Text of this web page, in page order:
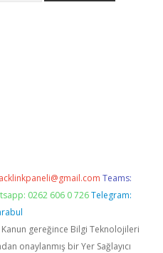
Teams:
0262 606 0 726 Telegram:
Kanun gereğince Bilgi Teknolojileri
onaylanmış bir Yer Sağlayıcı